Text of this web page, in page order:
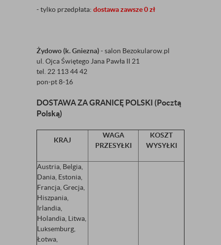
- tylko przedpłata: dostawa zawsze 0 zł
Żydowo (k. Gniezna)- salon Bezokularow.pl
ul. Ojca Świętego Jana Pawła II 21
tel. 22 113 44 42
pon-pt 8-16
DOSTAWA ZA GRANICĘ POLSKI (Pocztą
Polską)
KRAJ
WAGA
PRZESYŁKI
KOSZT
WYSYŁKI
Austria, Belgia,
Dania, Estonia,
Francja, Grecja,
Hiszpania,
Irlandia,
Holandia, Litwa,
Luksemburg,
Łotwa,